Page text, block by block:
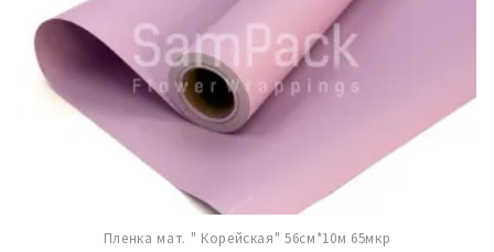
Пленка мат. " Корейская" 56см*10м 65мкр